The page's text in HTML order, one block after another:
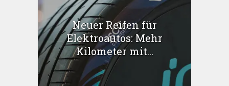
Neuer Reifen für
Elektroautos: Mehr
Kilometer mit...